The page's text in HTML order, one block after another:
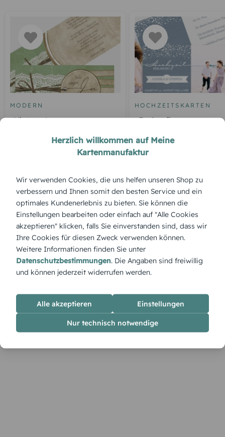
MODERN
Vintage Lace
HOCHZEITSKARTEN
Funkenflug
ÜBERBLICK:
Produktbeschreibung
Die Karte „Kienzapfen“ verbindet rustikale Natürlichkeit mit
feinem Design. Für Winterhochzeiten oder naturverbundene
Paare ist sie eine liebevolle Geste mit persönlicher Note.
Herzlich willkommen auf Meine
Kartenmanufaktur
Wir verwenden Cookies, die uns helfen unseren Shop zu
verbessern und Ihnen somit den besten Service und ein
optimales Kundenerlebnis zu bieten. Sie können die
Einstellungen bearbeiten oder einfach auf "Alle Cookies
akzeptieren" klicken, falls Sie einverstanden sind, dass wir
Ihre Cookies für diesen Zweck verwenden können.
Weitere Informationen finden Sie unter
Datenschutzbestimmungen. Die Angaben sind freiwillig
und können jederzeit widerrufen werden.
Alle akzeptieren Einstellungen
Nur technisch notwendige